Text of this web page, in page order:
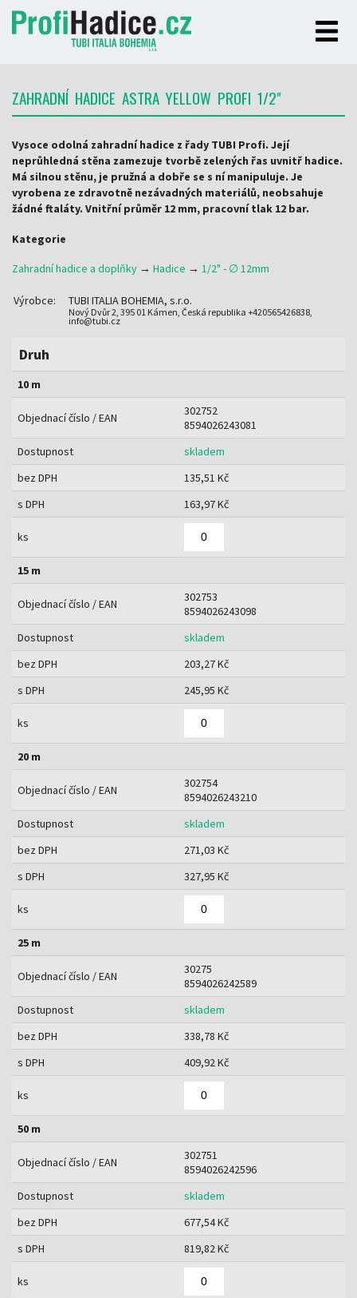
ZAHRADNÍ HADICE ASTRA YELLOW PROFI 1/2"
Vysoce odolná zahradní hadice z řady TUBI Profi. Její
neprůhledná stěna zamezuje tvorbě zelených řas uvnitř hadice.
Má silnou stěnu, je pružná a dobře se s ní manipuluje. Je
vyrobena ze zdravotně nezávadných materiálů, neobsahuje
žádné ftaláty. Vnitřní průměr 12 mm, pracovní tlak 12 bar.
Kategorie
Zahradní hadice a doplňky → Hadice → 1/2" - ∅ 12mm
Výrobce: TUBI ITALIA BOHEMIA, s.r.o.
Nový Dvůr 2, 395 01 Kámen, Česká republika +420565426838,
info@tubi.cz
Druh
10 m
Objednací číslo / EAN
302752
8594026243081
Dostupnost
skladem
bez DPH
135,51 Kč
s DPH
163,97 Kč
ks
15 m
Objednací číslo / EAN
302753
8594026243098
Dostupnost
skladem
bez DPH
203,27 Kč
s DPH
245,95 Kč
ks
20 m
Objednací číslo / EAN
302754
8594026243210
Dostupnost
skladem
bez DPH
271,03 Kč
s DPH
327,95 Kč
ks
25 m
Objednací číslo / EAN
30275
8594026242589
Dostupnost
skladem
bez DPH
338,78 Kč
s DPH
409,92 Kč
ks
50 m
Objednací číslo / EAN
302751
8594026242596
Dostupnost
skladem
bez DPH
677,54 Kč
s DPH
819,82 Kč
ks